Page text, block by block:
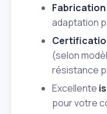
adaptation
(selon
résistance
Excellente
pour votre